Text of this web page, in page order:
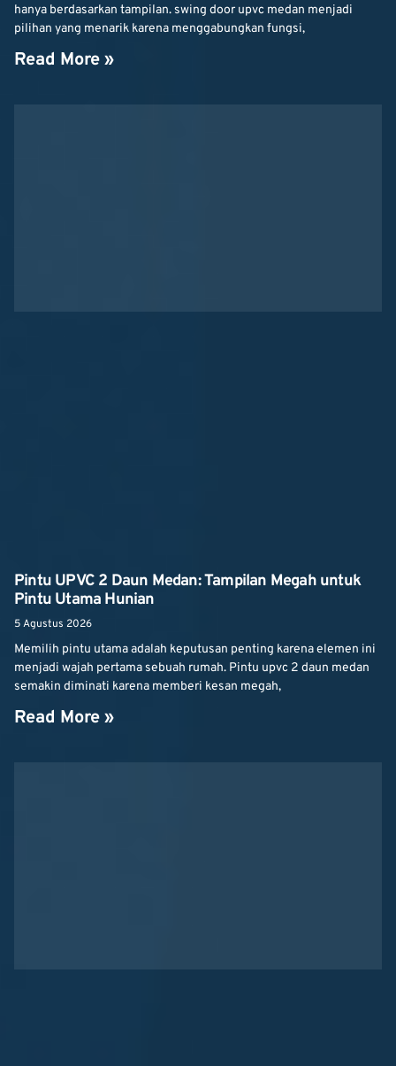
hanya berdasarkan tampilan. swing door upvc medan menjadi
pilihan yang menarik karena menggabungkan fungsi,
Read More »
Pintu UPVC 2 Daun Medan: Tampilan Megah untuk
Pintu Utama Hunian
5 Agustus 2026
Memilih pintu utama adalah keputusan penting karena elemen ini
menjadi wajah pertama sebuah rumah. Pintu upvc 2 daun medan
semakin diminati karena memberi kesan megah,
Read More »